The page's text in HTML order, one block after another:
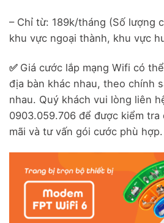
– Chỉ từ: 189k/tháng (Số lượng
khu vực ngoại thành, khu vực
✅ Giá cước lắp mạng Wifi có
địa bàn khác nhau, theo chính
nhau. Quý khách vui lòng liên
0903.059.706 để được kiểm
mãi và tư vấn gói cước phù hợp.